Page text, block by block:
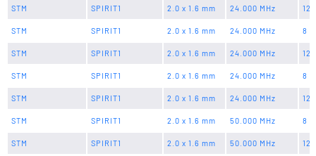
STM SPIRIT1 2.0 x 1.6 mm 24.000 MHz 12
STM SPIRIT1 2.0 x 1.6 mm 24.000 MHz 8
STM SPIRIT1 2.0 x 1.6 mm 24.000 MHz 12
STM SPIRIT1 2.0 x 1.6 mm 24.000 MHz 8
STM SPIRIT1 2.0 x 1.6 mm 24.000 MHz 12
STM SPIRIT1 2.0 x 1.6 mm 50.000 MHz 8
STM SPIRIT1 2.0 x 1.6 mm 50.000 MHz 12